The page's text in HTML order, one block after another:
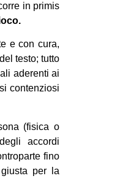
in primis
e con cura,
testo; tutto
aderenti ai
contenziosi
(fisica o
accordi
fino
per la